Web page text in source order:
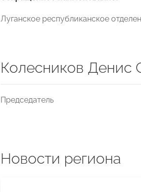
Луганское республиканское
Колесников Денис
Председатель
Новости региона